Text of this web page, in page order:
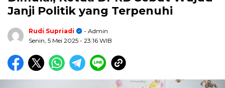
Janji Politik yang Terpenuhi
Rudi Supriadi
- Admin
Senin, 5 Mei 2025 - 23:16 WIB